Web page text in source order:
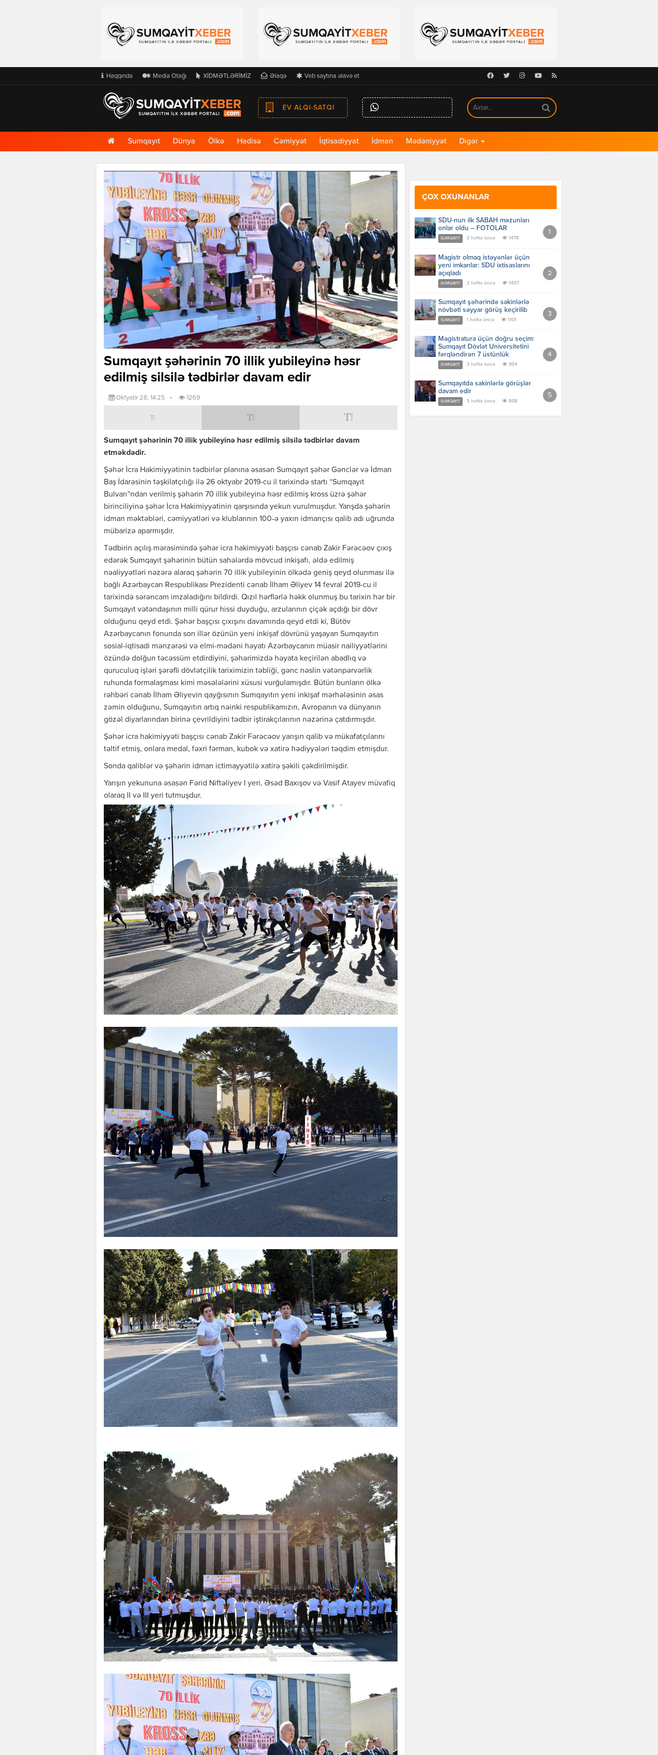
Haqqında Media Otağı XİDMƏTLƏRİMİZ Əlaqə Veb saytına əlavə et Facebook
TwitterInstagramYoutubeRSS
EV ALQI-SATQI
Ana
Səhifə
Sumqayıt Dünya Ölkə Hadisə Cəmiyyət İqtisadiyyat İdman Mədəniyyət Digər
Sumqayıt şəhərinin 70 illik yubileyinə həsr
edilmiş silsilə tədbirlər davam edir
Oktyabr 28, 14:25 • 1269
Sumqayıt şəhərinin 70 illik yubileyinə həsr edilmiş silsilə tədbirlər davam
etməkdədir.
Şəhər İcra Hakimiyyətinin tədbirlər planına əsasən Sumqayıt şəhər Gənclər və İdman
Baş İdarəsinin təşkilatçılığı ilə 26 oktyabr 2019-cu il tarixində startı “Sumqayıt
Bulvarı”ndan verilmiş şəhərin 70 illik yubileyinə həsr edilmiş kross üzrə şəhər
birinciliyinə şəhər İcra Hakimiyyətinin qarşısında yekun vurulmuşdur. Yarışda şəhərin
idman məktəbləri, cəmiyyətləri və klublarının 100-ə yaxın idmançısı qalib adı uğrunda
mübarizə aparmışdır.
Tədbirin açılış mərasimində şəhər icra hakimiyyəti başçısı cənab Zakir Fərəcəov çıxış
edərək Sumqayıt şəhərinin bütün sahələrdə mövcud inkişafı, əldə edilmiş
nəaliyyətləri nəzərə alaraq şəhərin 70 illik yubileyinin ölkədə geniş qeyd olunması ilə
bağlı Azərbaycan Respublikası Prezidenti cənab İlham Əliyev 14 fevral 2019-cu il
tarixində sərəncam imzaladığını bildirdi. Qızıl hərflərlə həkk olunmuş bu tarixin hər bir
Sumqayıt vətəndaşının milli qürur hissi duyduğu, arzularının çiçək açdığı bir dövr
olduğunu qeyd etdi. Şəhər başçısı çıxışını davamında qeyd etdi ki, Bütöv
Azərbaycanın fonunda son illər özünün yeni inkişaf dövrünü yaşayan Sumqayıtın
sosial-iqtisadi mənzərəsi və elmi-mədəni həyatı Azərbaycanın müasir nailiyyətlərini
özündə dolğun təcəssüm etdirdiyini, şəhərimizdə həyata keçirilən abadlıq və
quruculuq işləri şərəfli dövlətçilik tariximizin təbliği, gənc nəslin vətənpərvərlik
ruhunda formalaşması kimi məsələlərini xüsusi vurğulamışdır. Bütün bunların ölkə
rəhbəri cənab İlham Əliyevin qayğısının Sumqayıtın yeni inkişaf mərhələsinin əsas
zəmin olduğunu, Sumqayıtın artıq nəinki respublikamızın, Avropanın və dünyanın
gözəl diyarlarından birinə çevrildiyini tədbir iştirakçılarının nəzərinə çatdırmışdır.
Şəhər icra hakimiyyəti başçısı cənab Zakir Fərəcəov yarışın qalib və mükafatçılarını
təltif etmiş, onlara medal, fəxri fərman, kubok və xatirə hədiyyələri təqdim etmişdur.
Sonda qaliblər və şəhərin idman ictimayyətilə xatirə şəkili çəkdirilmişdir.
Yarışın yekununa əsasən Fərid Niftəliyev I yeri, Əsəd Baxışov və Vasif Atayev müvafiq
olaraq II və III yeri tutmuşdur.
ÇOX OXUNANLAR
SDU-nun ilk SABAH məzunları
onlar oldu – FOTOLAR
SUMQAYIT 3 həftə öncə 1478
Magistr olmaq istəyənlər üçün
yeni imkanlar: SDU ixtisaslarını
açıqladı
SUMQAYIT 3 həftə öncə 1457
Sumqayıt şəhərində sakinlərlə
növbəti səyyar görüş keçirilib
SUMQAYIT 1 həftə öncə 1101
Magistratura üçün doğru seçim:
Sumqayıt Dövlət Universitetini
fərqləndirən 7 üstünlük
SUMQAYIT 3 həftə öncə 954
Sumqayıtda sakinlərlə görüşlər
davam edir
SUMQAYIT 3 həftə öncə 808